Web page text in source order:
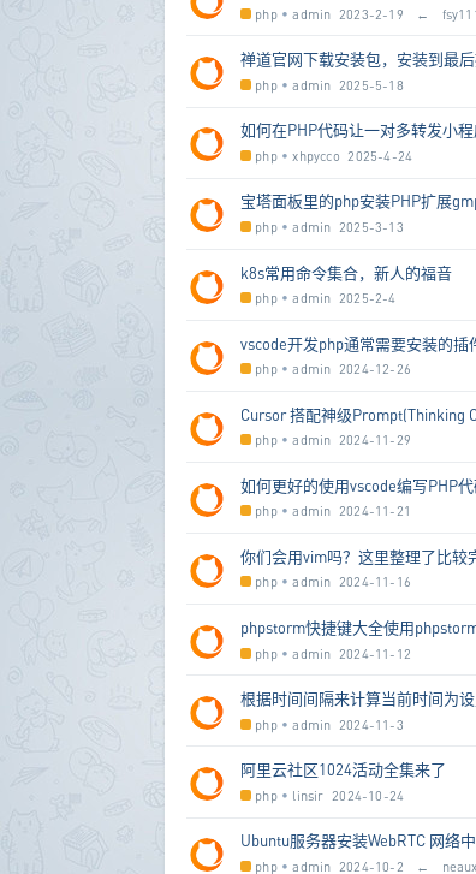
php •admin 2023-2-19 ←
禅道官网下载安装包，安装到最
php •admin 2025-5-18
如何在PHP代码让一对多转发小
php •xhpycco 2025-4-24
宝塔面板里的php安装PHP扩展
php •admin 2025-3-13
k8s常用命令集合，新人的福音
php •admin 2025-2-4
vscode开发php通常需要安装的插
php •admin 2024-12-26
Cursor 搭配神级Prompt(Thinking
php •admin 2024-11-29
如何更好的使用vscode编写PHP
php •admin 2024-11-21
你们会用vim吗？这里整理了比较
php •admin 2024-11-16
phpstorm快捷键大全使用
php •admin 2024-11-12
根据时间间隔来计算当前时间为
php •admin 2024-11-3
阿里云社区1024活动全集来了
php • linsir 2024-10-24
Ubuntu服务器安装WebRTC 网络
php •admin 2024-10-2 ←